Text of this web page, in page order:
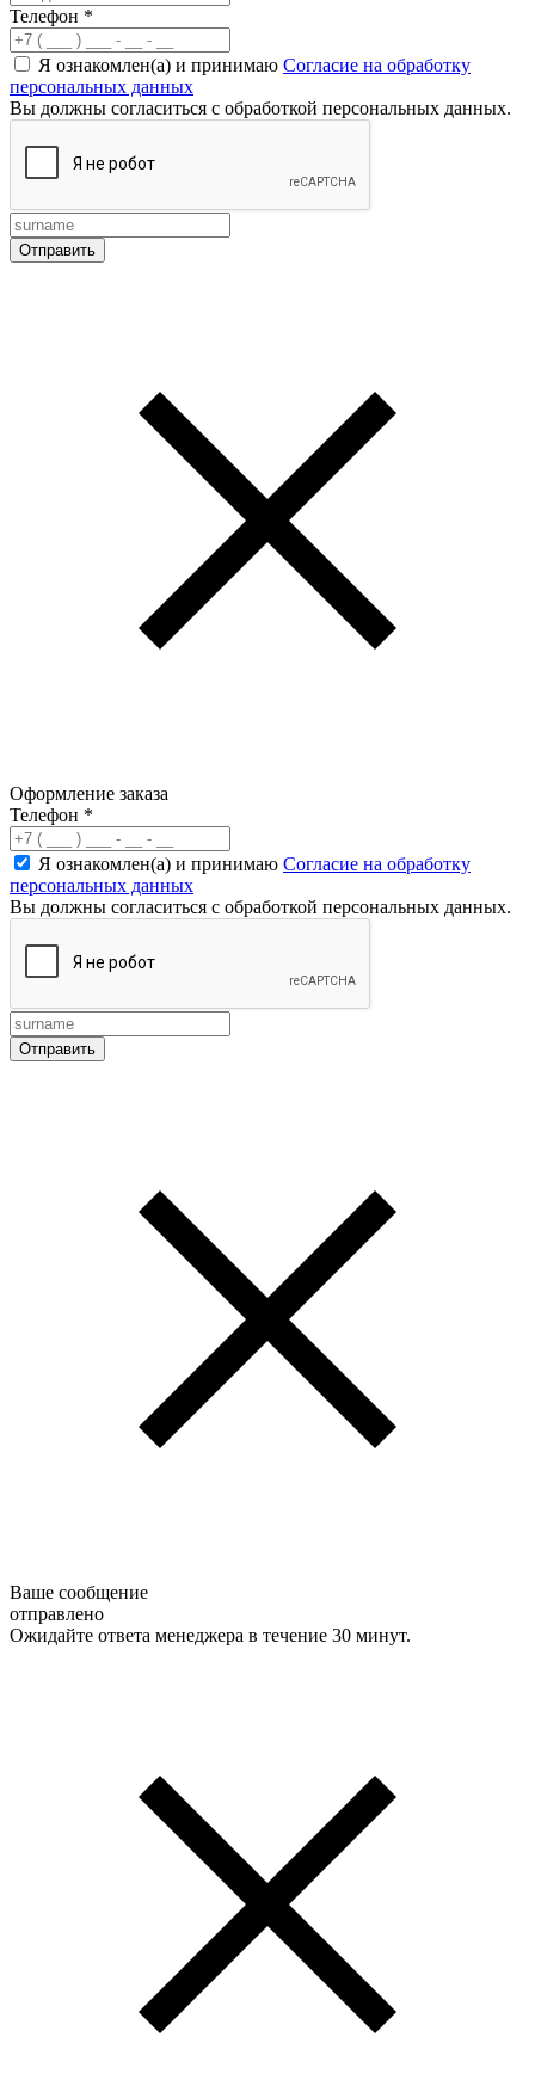
Телефон *
Я ознакомлен(а) и принимаю Согласие на обработку
персональных данных
Вы должны согласиться с обработкой персональных данных.
Оформление заказа
Телефон *
Я ознакомлен(а) и принимаю Согласие на обработку
персональных данных
Вы должны согласиться с обработкой персональных данных.
Ваше сообщение
отправлено
Ожидайте ответа менеджера в течение 30 минут.